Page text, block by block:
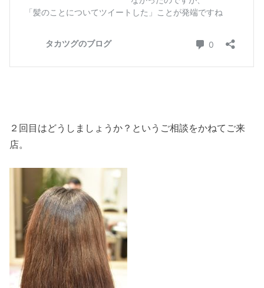
２回目はどうしましょうか？というご相談をかねてご来
店。